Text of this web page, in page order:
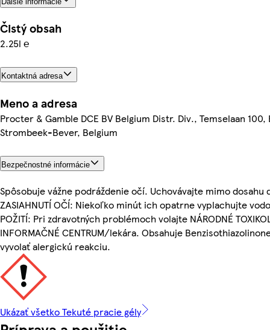
Čistý obsah
2.25l ℮
Kontaktná adresa
Meno a adresa
Procter & Gamble DCE BV Belgium Distr. Div., Temselaan 100,
Strombeek-Bever, Belgium
Bezpečnostné informácie
Spôsobuje vážne podráždenie očí. Uchovávajte mimo dosahu
ZASIAHNUTÍ OČÍ: Niekoľko minút ich opatrne vyplachujte
POŽITÍ: Pri zdravotných problémoch volajte NÁRODNÉ
INFORMAČNÉ CENTRUM/lekára. Obsahuje
vyvolať alergickú reakciu.
Ukázať všetko Tekuté pracie gély